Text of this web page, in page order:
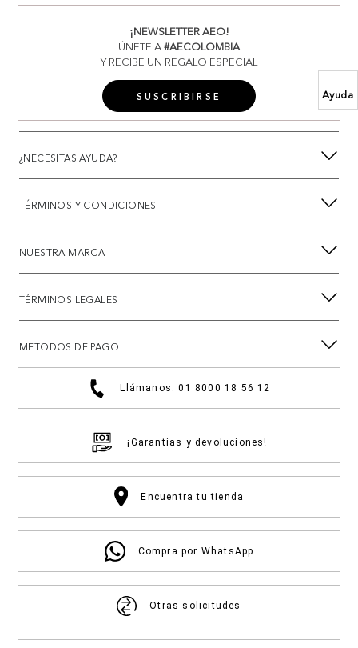
Ayuda
¡NEWSLETTER AEO!
ÚNETE A#AECOLOMBIA
Y RECIBE UN REGALO ESPECIAL
SUSCRIBIRSE
¿NECESITAS AYUDA?
TÉRMINOS Y CONDICIONES
NUESTRA MARCA
TÉRMINOS LEGALES
METODOS DE PAGO
Llámanos: 01 8000 18 56 12
¡Garantias y devoluciones!
Encuentra tu tienda
Compra por WhatsApp
Otras solicitudes